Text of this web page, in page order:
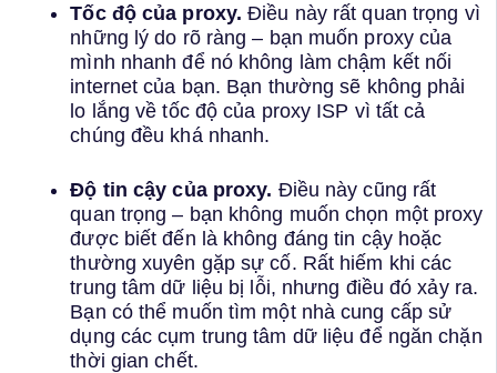
Tốc độ của proxy.Điều này rất quan trọng vì
những lý do rõ ràng – bạn muốn proxy của
mình nhanh để nó không làm chậm kết nối
internet của bạn. Bạn thường sẽ không phải
lo lắng về tốc độ của proxy ISP vì tất cả
chúng đều khá nhanh.
Độ tin cậy của proxy. Điều này cũng rất
quan trọng – bạn không muốn chọn một proxy
được biết đến là không đáng tin cậy hoặc
thường xuyên gặp sự cố. Rất hiếm khi các
trung tâm dữ liệu bị lỗi, nhưng điều đó xảy ra.
Bạn có thể muốn tìm một nhà cung cấp sử
dụng các cụm trung tâm dữ liệu để ngăn chặn
thời gian chết.